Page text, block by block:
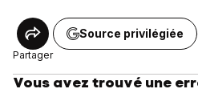
Partager
Source privilégiée
Vous avez trouvé une